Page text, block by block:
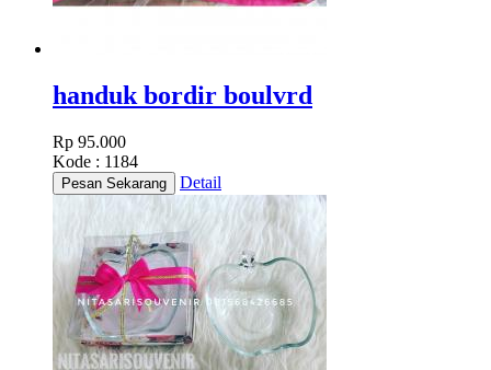
handuk bordir boulvrd
Rp 95.000
Kode : 1184
Detail